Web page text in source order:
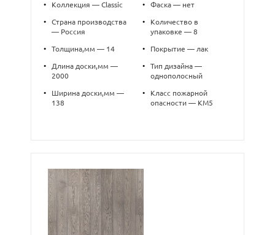
• Коллекция — Classic
•
Страна производства
— Россия
• Толщина,мм — 14
•
Длина доски,мм —
2000
•
Ширина доски,мм —
138
• Фаска — нет
•
Количество в
упаковке — 8
• Покрытие — лак
•
Тип дизайна —
однополосный
•
Класс пожарной
опасности — КМ5